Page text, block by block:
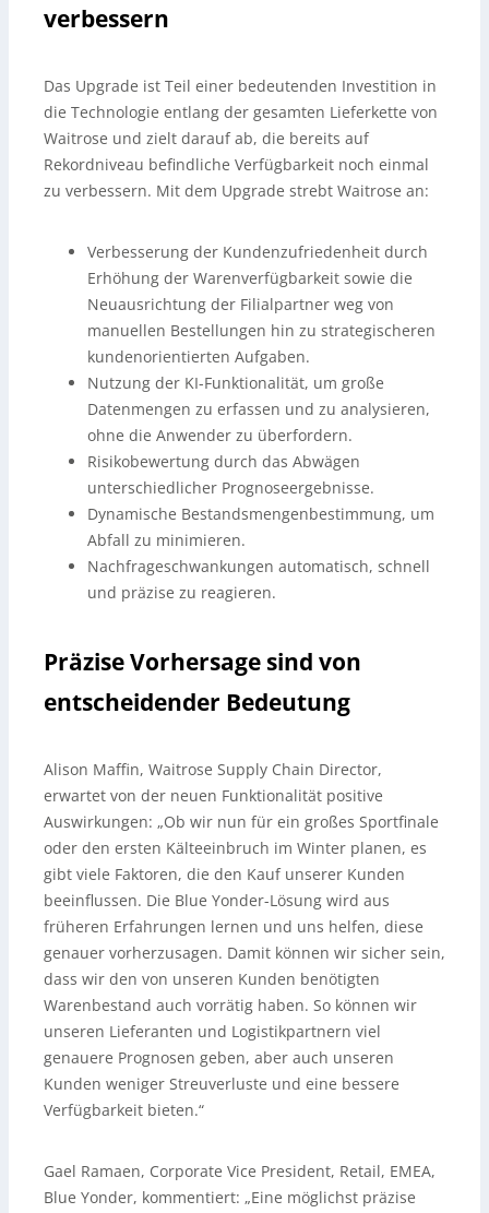
verbessern
Das Upgrade ist Teil einer bedeutenden Investition in
die Technologie entlang der gesamten Lieferkette von
Waitrose und zielt darauf ab, die bereits auf
Rekordniveau befindliche Verfügbarkeit noch einmal
zu verbessern. Mit dem Upgrade strebt Waitrose an:
Verbesserung der Kundenzufriedenheit durch
Erhöhung der Warenverfügbarkeit sowie die
Neuausrichtung der Filialpartner weg von
manuellen Bestellungen hin zu strategischeren
kundenorientierten Aufgaben.
Nutzung der KI-Funktionalität, um große
Datenmengen zu erfassen und zu analysieren,
ohne die Anwender zu überfordern.
Risikobewertung durch das Abwägen
unterschiedlicher Prognoseergebnisse.
Dynamische Bestandsmengenbestimmung, um
Abfall zu minimieren.
Nachfrageschwankungen automatisch, schnell
und präzise zu reagieren.
Präzise Vorhersage sind von
entscheidender Bedeutung
Alison Maffin, Waitrose Supply Chain Director,
erwartet von der neuen Funktionalität positive
Auswirkungen: „Ob wir nun für ein großes Sportfinale
oder den ersten Kälteeinbruch im Winter planen, es
gibt viele Faktoren, die den Kauf unserer Kunden
beeinflussen. Die Blue Yonder-Lösung wird aus
früheren Erfahrungen lernen und uns helfen, diese
genauer vorherzusagen. Damit können wir sicher sein,
dass wir den von unseren Kunden benötigten
Warenbestand auch vorrätig haben. So können wir
unseren Lieferanten und Logistikpartnern viel
genauere Prognosen geben, aber auch unseren
Kunden weniger Streuverluste und eine bessere
Verfügbarkeit bieten.“
Gael Ramaen, Corporate Vice President, Retail, EMEA,
Blue Yonder, kommentiert: „Eine möglichst präzise